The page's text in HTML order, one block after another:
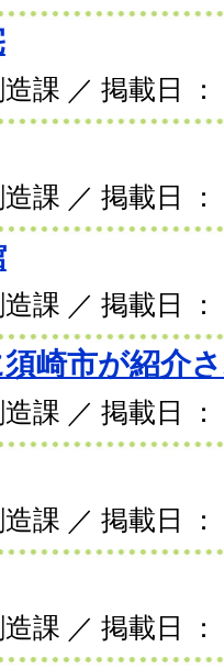
課 ／ 掲載日 ：
課 ／ 掲載日 ：
課 ／ 掲載日 ：
須崎市が紹介
課 ／ 掲載日 ：
課 ／ 掲載日 ：
課 ／ 掲載日 ：